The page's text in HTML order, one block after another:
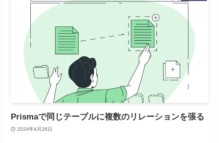
Prismaで同じテーブルに複数のリレーションを張る
2024年4月26日